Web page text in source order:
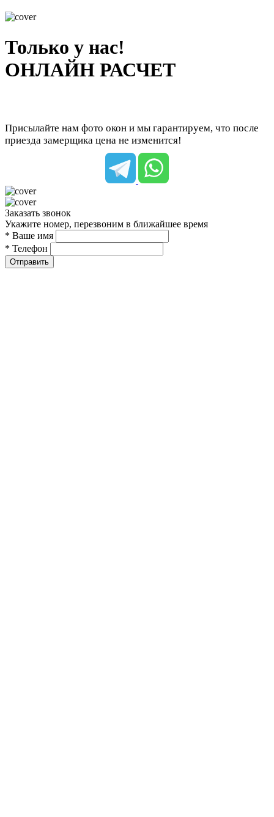
Только у нас!
ОНЛАЙН РАСЧЕТ
Присылайте нам фото окон и мы гарантируем, что после
приезда замерщика цена не изменится!
Заказать звонок
Укажите номер, перезвоним в ближайшее время
* Ваше имя
* Телефон
Отправить